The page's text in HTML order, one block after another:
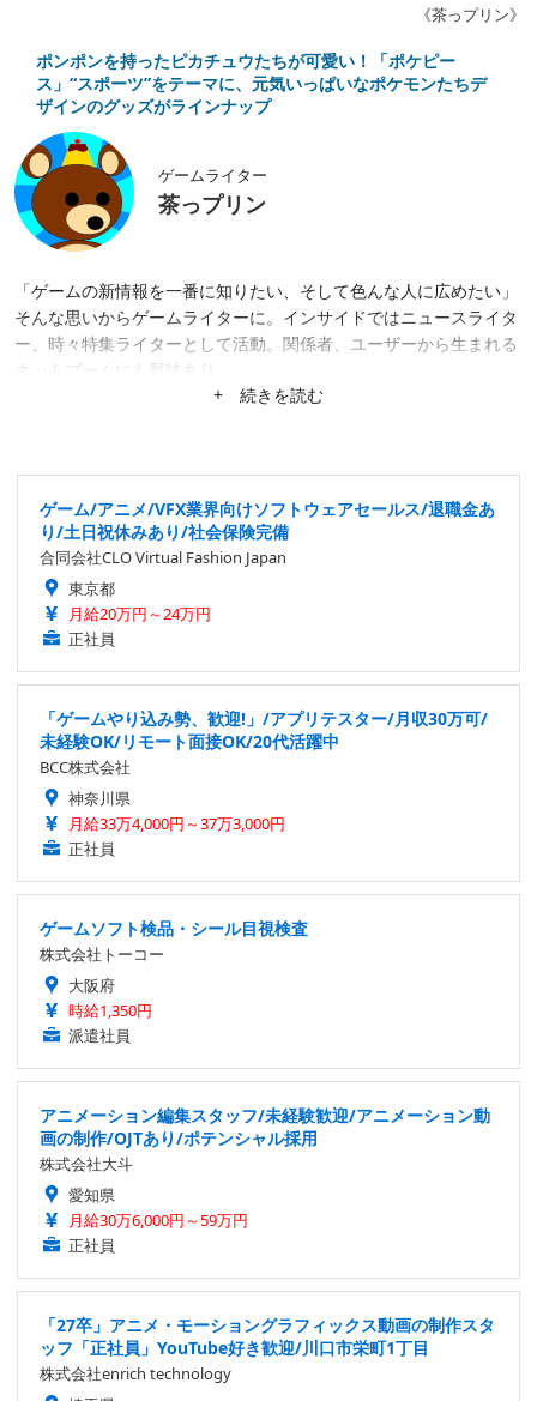
《茶っプリン》
ポンポンを持ったピカチュウたちが可愛い！「ポケピー
ス」“スポーツ”をテーマに、元気いっぱいなポケモンたちデ
ザインのグッズがラインナップ
ゲームライター
茶っプリン
「ゲームの新情報を一番に知りたい、そして色んな人に広めたい」
そんな思いからゲームライターに。インサイドではニュースライタ
ー、時々特集ライターとして活動。関係者、ユーザーから生まれる
ネットブームにも興味あり。
+ 続きを読む
ゲーム/アニメ/VFX業界向けソフトウェアセールス/退職金あ
り/土日祝休みあり/社会保険完備
合同会社CLO Virtual Fashion Japan
東京都
月給20万円～24万円
正社員
「ゲームやり込み勢、歓迎!」/アプリテスター/月収30万可/
未経験OK/リモート面接OK/20代活躍中
BCC株式会社
神奈川県
月給33万4,000円～37万3,000円
正社員
ゲームソフト検品・シール目視検査
株式会社トーコー
大阪府
時給1,350円
派遣社員
アニメーション編集スタッフ/未経験歓迎/アニメーション動
画の制作/OJTあり/ポテンシャル採用
株式会社大斗
愛知県
月給30万6,000円～59万円
正社員
「27卒」アニメ・モーショングラフィックス動画の制作スタ
ッフ「正社員」YouTube好き歓迎/川口市栄町1丁目
株式会社enrich technology